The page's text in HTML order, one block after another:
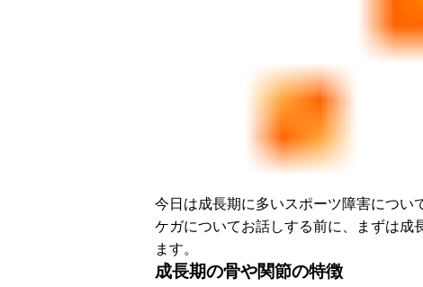
今日は成長期に多いスポーツ障害につい
ケガについてお話しする前に、まずは成
ます。
成長期の骨や関節の特徴